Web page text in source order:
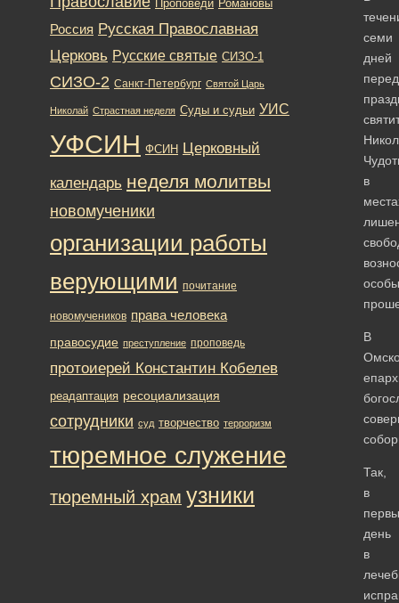
семи
дней
перед
в
В
Так,
в
день
в
Проповеди Романовы
Россия Русская Православная
Церковь Русские святые СИЗО-1
СИЗО-2 Санкт-Петербург Святой Царь
Николай Страстная неделя Суды и судьи УИС
УФСИН ФСИН Церковный
календарь неделя молитвы
новомученики
организации работы
верующими почитание
новомучеников права человека
правосудие преступление проповедь
протоиерей Константин Кобелев
реадаптация ресоциализация
сотрудники суд творчество терроризм
тюремное служение
тюремный храм узники